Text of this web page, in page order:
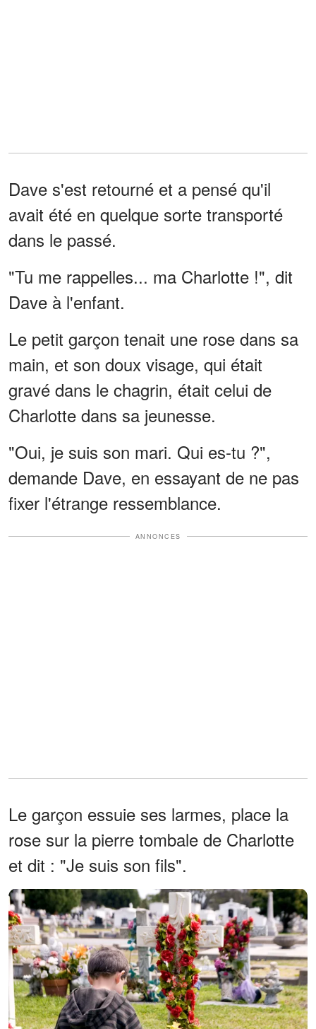
Dave s'est retourné et a pensé qu'il
avait été en quelque sorte transporté
dans le passé.
"Tu me rappelles... ma Charlotte !", dit
Dave à l'enfant.
Le petit garçon tenait une rose dans sa
main, et son doux visage, qui était
gravé dans le chagrin, était celui de
Charlotte dans sa jeunesse.
"Oui, je suis son mari. Qui es-tu ?",
demande Dave, en essayant de ne pas
fixer l'étrange ressemblance.
ANNONCES
Le garçon essuie ses larmes, place la
rose sur la pierre tombale de Charlotte
et dit : "Je suis son fils".